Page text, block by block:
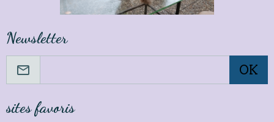
Newsletter
OK
sites favoris